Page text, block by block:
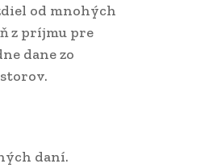
od mnohých
z príjmu pre
dane zo
daní.